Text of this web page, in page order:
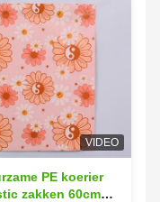
VIDEO
PE koerier
zakken 60cm